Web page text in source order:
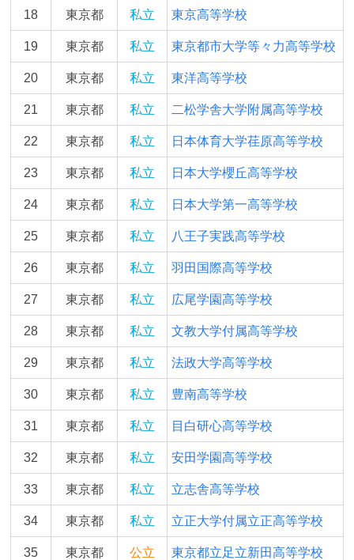
18 東京都 私立 東京高等学校
19 東京都 私立 東京都市大学等々力高等学校
20 東京都 私立 東洋高等学校
21 東京都 私立 二松学舎大学附属高等学校
22 東京都 私立 日本体育大学荏原高等学校
23 東京都 私立 日本大学櫻丘高等学校
24 東京都 私立 日本大学第一高等学校
25 東京都 私立 八王子実践高等学校
26 東京都 私立 羽田国際高等学校
27 東京都 私立 広尾学園高等学校
28 東京都 私立 文教大学付属高等学校
29 東京都 私立 法政大学高等学校
30 東京都 私立 豊南高等学校
31 東京都 私立 目白研心高等学校
32 東京都 私立 安田学園高等学校
33 東京都 私立 立志舎高等学校
34 東京都 私立 立正大学付属立正高等学校
35 東京都 公立 東京都立足立新田高等学校